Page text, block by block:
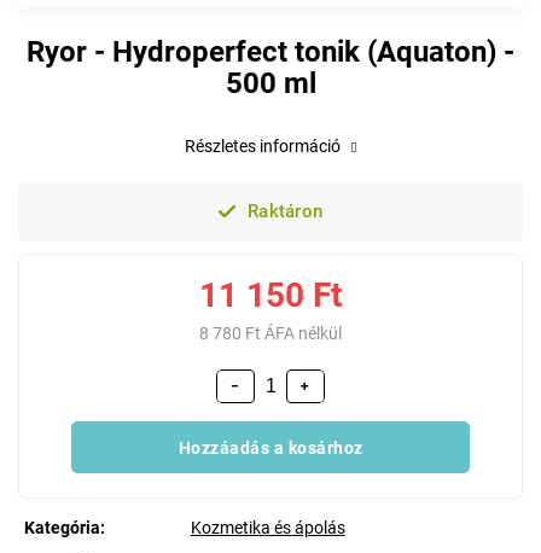
Ryor - Hydroperfect tonik (Aquaton) -
500 ml
Raktáron
11 150 Ft
8 780 Ft ÁFA nélkül
+
−
Hozzáadás a kosárhoz
Kategória:
Kozmetika és ápolás
Részletes információ